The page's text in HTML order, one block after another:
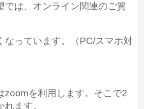
では、オンライン関連のご質
なっています。（PC/スマホ対
zoomを利用します。そこで2
ます。